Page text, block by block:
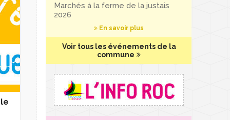
Marchés à la ferme de la justais
2026
En savoir plus
Voir tous les événements de la
commune